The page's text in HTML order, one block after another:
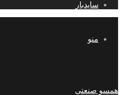
سایدبار
منو
همسو صنعتی